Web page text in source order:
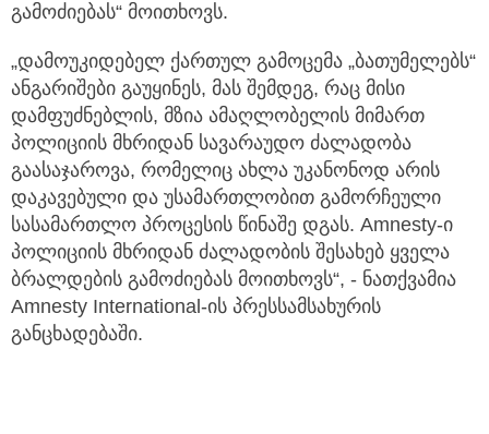
გამოძიებას“ მოითხოვს.
„დამოუკიდებელ ქართულ გამოცემა „ბათუმელებს“
ანგარიშები გაუყინეს, მას შემდეგ, რაც მისი
დამფუძნებლის, მზია ამაღლობელის მიმართ
პოლიციის მხრიდან სავარაუდო ძალადობა
გაასაჯაროვა, რომელიც ახლა უკანონოდ არის
დაკავებული და უსამართლობით გამორჩეული
სასამართლო პროცესის წინაშე დგას. Amnesty-ი
პოლიციის მხრიდან ძალადობის შესახებ ყველა
ბრალდების გამოძიებას მოითხოვს“, - ნათქვამია
Amnesty International-ის პრესსამსახურის
განცხადებაში.